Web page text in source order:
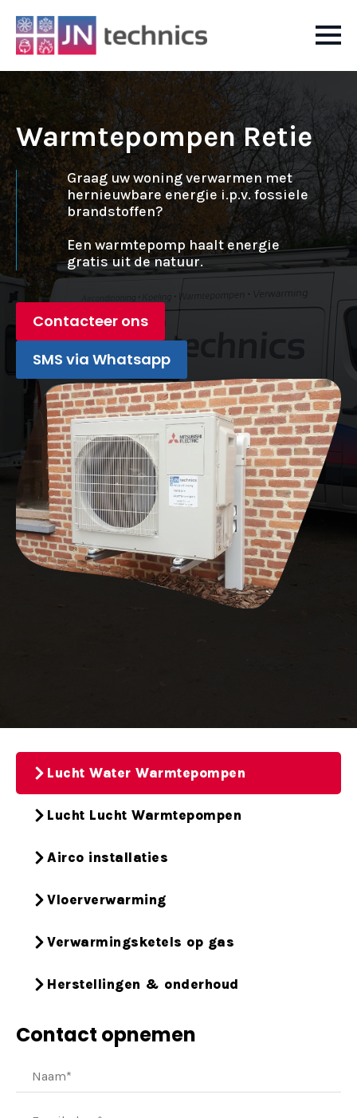
Warmtepompen Retie
Graag uw woning verwarmen met
hernieuwbare energie i.p.v. fossiele
brandstoffen?
Een warmtepomp haalt energie
gratis uit de natuur.
Contacteer ons
SMS via Whatsapp
Lucht Water Warmtepompen
Lucht Lucht Warmtepompen
Airco installaties
Vloerverwarming
Verwarmingsketels op gas
Herstellingen & onderhoud
Contact opnemen